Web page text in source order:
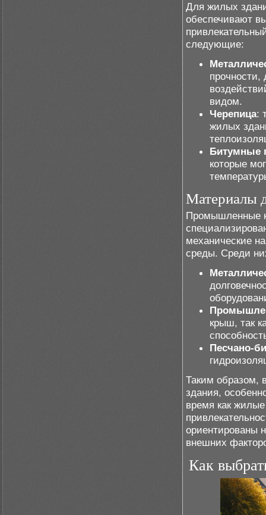
Для жилых
обеспечивают
следующие:
прочности,
видом.
Черепица:
жилых
Битумные
которые
Материалы
Промышленные
механические
среды. Среди
крыш, так
Песчано-
Таким образом,
здания,
время как
ориентированы
внешних
Как